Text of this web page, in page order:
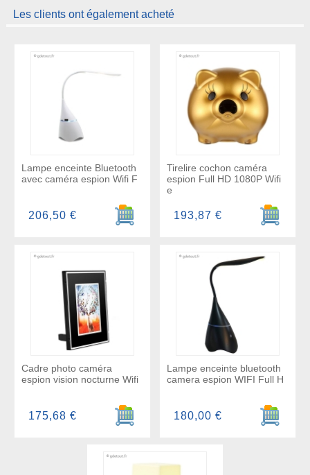
Les clients ont également acheté
Lampe enceinte Bluetooth
avec caméra espion Wifi F
Ajouter au panier
206,50 €
Tirelire cochon caméra
espion Full HD 1080P Wifi
e
Ajouter
193,87 €
Cadre photo caméra
espion vision nocturne Wifi
Ajouter au panier
175,68 €
Lampe enceinte bluetooth
camera espion WIFI Full H
Ajouter
180,00 €